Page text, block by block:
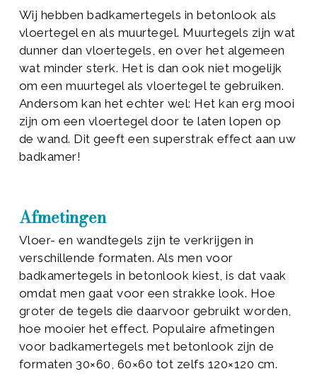
Wij hebben badkamertegels in betonlook als
vloertegel en als muurtegel. Muurtegels zijn wat
dunner dan vloertegels, en over het algemeen
wat minder sterk. Het is dan ook niet mogelijk
om een muurtegel als vloertegel te gebruiken.
Andersom kan het echter wel: Het kan erg mooi
zijn om een vloertegel door te laten lopen op
de wand. Dit geeft een superstrak effect aan uw
badkamer!
Afmetingen
Vloer- en wandtegels zijn te verkrijgen in
verschillende formaten. Als men voor
badkamertegels in betonlook kiest, is dat vaak
omdat men gaat voor een strakke look. Hoe
groter de tegels die daarvoor gebruikt worden,
hoe mooier het effect. Populaire afmetingen
voor badkamertegels met betonlook zijn de
formaten 30×60, 60×60 tot zelfs 120×120 cm.